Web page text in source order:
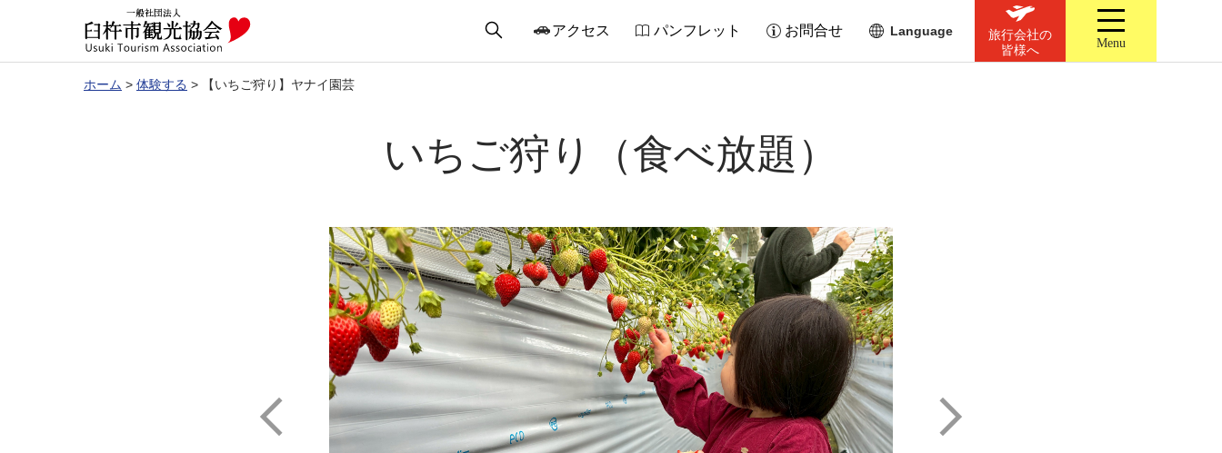
アクセス パンフレット お問合せ Language
旅行会社の
皆様へ
Menu
ホーム > 体験する > 【いちご狩り】ヤナイ園芸
いちご狩り（食べ放題）